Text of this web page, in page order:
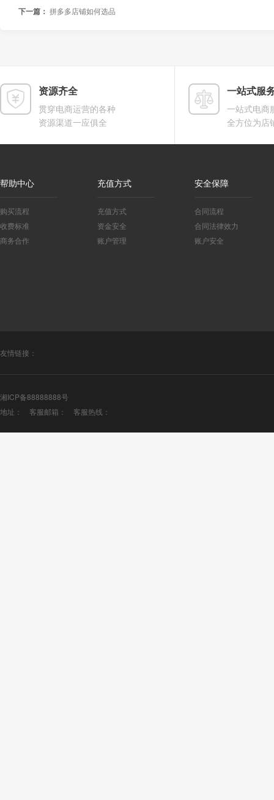
下一篇： 拼多多店铺如何选品
资源齐全
贯穿电商运营的各种
资源渠道一应俱全
一站式服
一站式电商
全方位为店
帮助中心
购买流程
收费标准
商务合作
充值方式
充值方式
资金安全
账户管理
安全保障
合同流程
合同法律效力
账户安全
友情链接：
湘ICP备88888888号
地址： 客服邮箱： 客服热线：